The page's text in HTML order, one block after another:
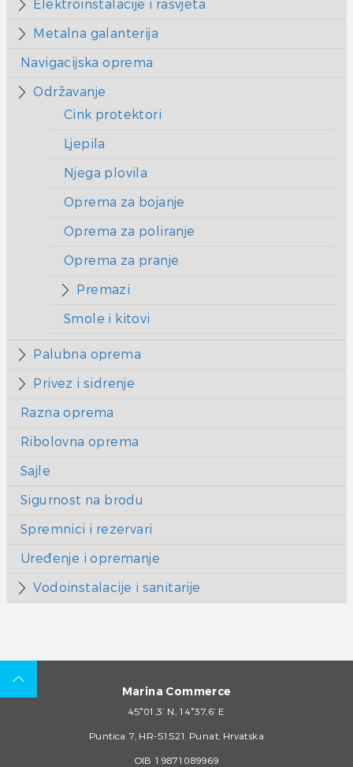
Elektroinstalacije i rasvjeta
Metalna galanterija
Navigacijska oprema
Održavanje
Cink protektori
Ljepila
Njega plovila
Oprema za bojanje
Oprema za poliranje
Oprema za pranje
Premazi
Smole i kitovi
Palubna oprema
Privez i sidrenje
Razna oprema
Ribolovna oprema
Sajle
Sigurnost na brodu
Spremnici i rezervari
Uređenje i opremanje
Vodoinstalacije i sanitarije
Marina Commerce
45°01,3’ N, 14°37,6’ E
Puntica 7, HR-51521 Punat, Hrvatska
OIB 19871089969